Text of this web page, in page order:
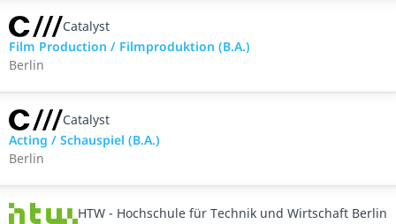
Catalyst
Film Production / Filmproduktion (B.A.)
Berlin
Catalyst
Acting / Schauspiel (B.A.)
Berlin
HTW - Hochschule für Technik und Wirtschaft Berlin